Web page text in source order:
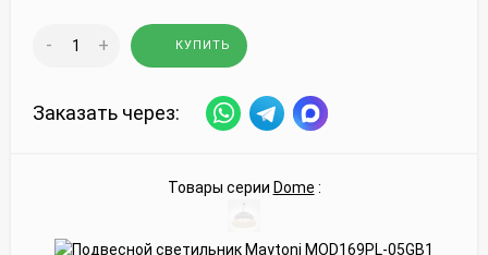
- + КУПИТЬ
Заказать через:
Товары серии Dome :